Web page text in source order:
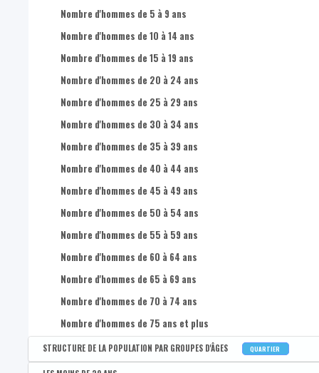
Nombre d'hommes de 5 à 9 ans
Nombre d'hommes de 10 à 14 ans
Nombre d'hommes de 15 à 19 ans
Nombre d'hommes de 20 à 24 ans
Nombre d'hommes de 25 à 29 ans
Nombre d'hommes de 30 à 34 ans
Nombre d'hommes de 35 à 39 ans
Nombre d'hommes de 40 à 44 ans
Nombre d'hommes de 45 à 49 ans
Nombre d'hommes de 50 à 54 ans
Nombre d'hommes de 55 à 59 ans
Nombre d'hommes de 60 à 64 ans
Nombre d'hommes de 65 à 69 ans
Nombre d'hommes de 70 à 74 ans
Nombre d'hommes de 75 ans et plus
STRUCTURE DE LA POPULATION PAR GROUPES D'ÂGES QUARTIER